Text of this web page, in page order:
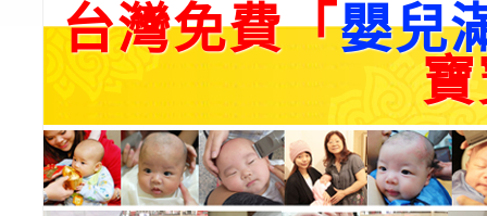
台灣免費「嬰兒